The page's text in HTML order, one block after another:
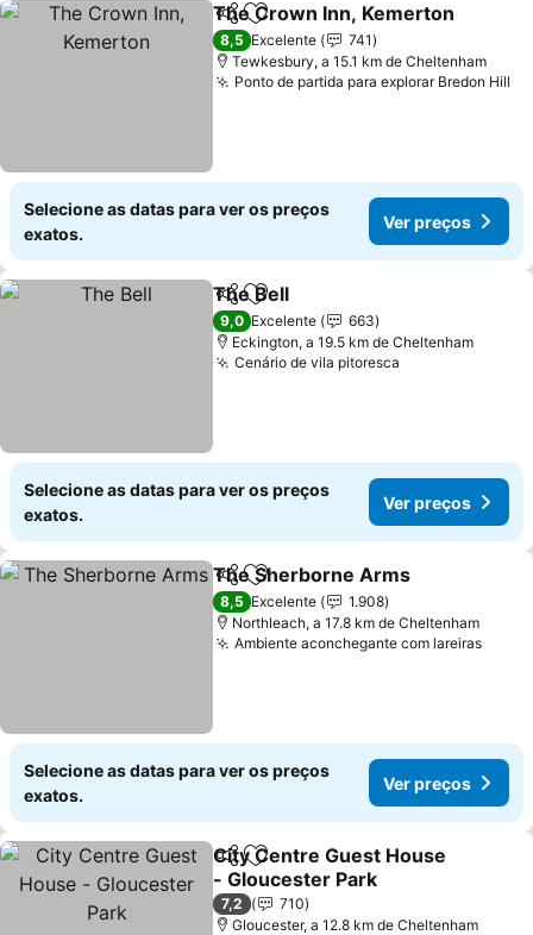
PartilharAdicionar aos favoritos
The Crown Inn, Kemerton
8,5 Excelente
741
Tewkesbury, a 15.1 km de Cheltenham
Ponto de partida para explorar Bredon Hill
Selecione as datas para ver os preços
exatos.
Ver preços
PartilharAdicionar aos favoritos
The Bell
9,0 Excelente
663
Eckington, a 19.5 km de Cheltenham
Cenário de vila pitoresca
Selecione as datas para ver os preços
exatos.
Ver preços
PartilharAdicionar aos favoritos
The Sherborne Arms
8,5 Excelente
1.908
Northleach, a 17.8 km de Cheltenham
Ambiente aconchegante com lareiras
Selecione as datas para ver os preços
exatos.
Ver preços
PartilharAdicionar aos favoritos
City Centre Guest House
- Gloucester Park
7,2
710
Gloucester, a 12.8 km de Cheltenham